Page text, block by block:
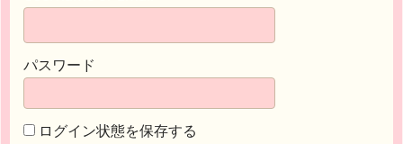
パスワード
ログイン状態を保存する